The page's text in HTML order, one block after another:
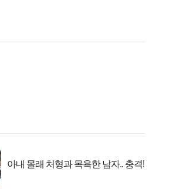
아내 몰래 처형과 목욕한 남자.. 충격!